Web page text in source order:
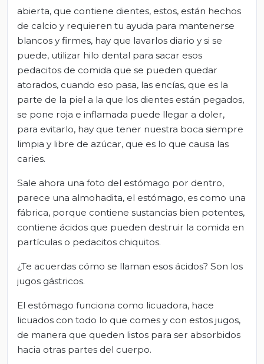
abierta, que contiene dientes, estos, están hechos
de calcio y requieren tu ayuda para mantenerse
blancos y firmes, hay que lavarlos diario y si se
puede, utilizar hilo dental para sacar esos
pedacitos de comida que se pueden quedar
atorados, cuando eso pasa, las encías, que es la
parte de la piel a la que los dientes están pegados,
se pone roja e inflamada puede llegar a doler,
para evitarlo, hay que tener nuestra boca siempre
limpia y libre de azúcar, que es lo que causa las
caries.
Sale ahora una foto del estómago por dentro,
parece una almohadita, el estómago, es como una
fábrica, porque contiene sustancias bien potentes,
contiene ácidos que pueden destruir la comida en
partículas o pedacitos chiquitos.
¿Te acuerdas cómo se llaman esos ácidos? Son los
jugos gástricos.
El estómago funciona como licuadora, hace
licuados con todo lo que comes y con estos jugos,
de manera que queden listos para ser absorbidos
hacia otras partes del cuerpo.